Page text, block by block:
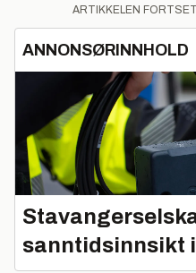
ARTIKKELEN
ANNONSØRINNHOLD
sanntidsinnsikt